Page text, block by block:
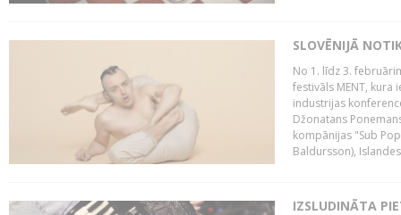
SLOVĒNIJĀ
No 1. līdz 3.
festivāls MENT, kura
industrijas
Džonatans
kompānijas "Sub
Baldursson),
IZSLUDINĀTA